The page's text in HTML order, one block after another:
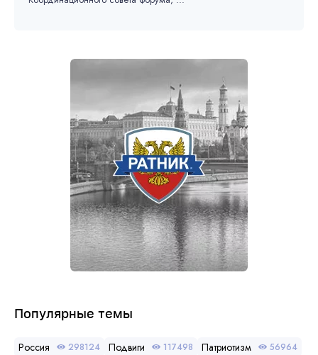
Популярные темы
Россия 298124 Подвиги 117498 Патриотизм 56964